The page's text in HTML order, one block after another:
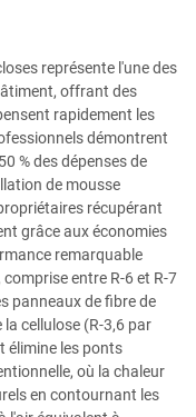
représente l'une des
offrant des
rapidement les
démontrent
% des dépenses de
de mousse
récupérant
grâce aux économies
remarquable
entre R-6 et R-7
panneaux de fibre de
cellulose (R-3,6 par
élimine les ponts
où la chaleur
en contournant les